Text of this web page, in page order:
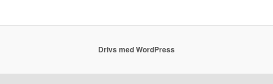
Drivs med WordPress